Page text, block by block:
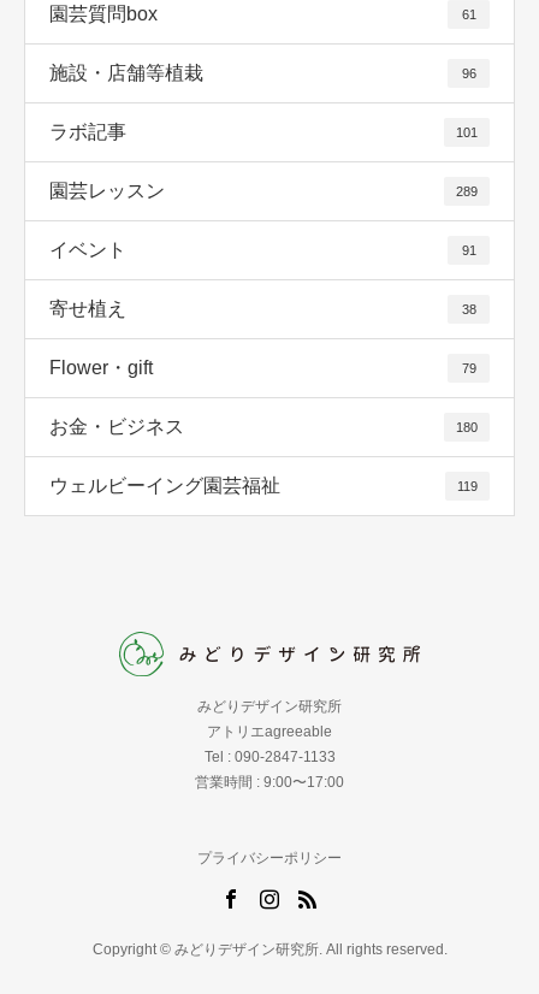
園芸質問box 61
施設・店舗等植栽 96
ラボ記事 101
園芸レッスン 289
イベント 91
寄せ植え 38
Flower・gift 79
お金・ビジネス 180
ウェルビーイング園芸福祉 119
みどりデザイン研究所
アトリエagreeable
Tel : 090-2847-1133
営業時間 : 9:00〜17:00
プライバシーポリシー
Copyright © みどりデザイン研究所. All rights reserved.